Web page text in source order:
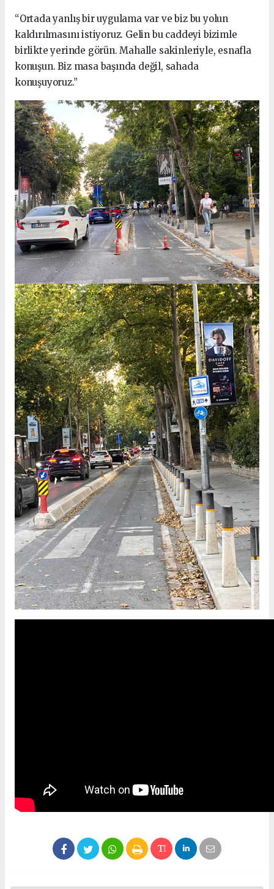
“Ortada yanlış bir uygulama var ve biz bu yolun
kaldırılmasını istiyoruz. Gelin bu caddeyi bizimle
birlikte yerinde görün. Mahalle sakinleriyle, esnafla
konuşun. Biz masa başında değil, sahada
konuşuyoruz.”